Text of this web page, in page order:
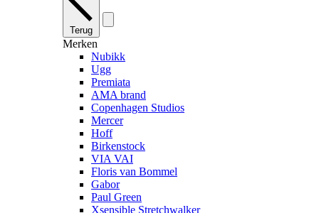
Terug
Merken
Nubikk
Ugg
Premiata
AMA brand
Copenhagen Studios
Mercer
Hoff
Birkenstock
VIA VAI
Floris van Bommel
Gabor
Paul Green
Xsensible Stretchwalker